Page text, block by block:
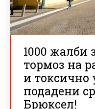
1000 жалби
тормоз на
и токсично
подадени
Брюксел!